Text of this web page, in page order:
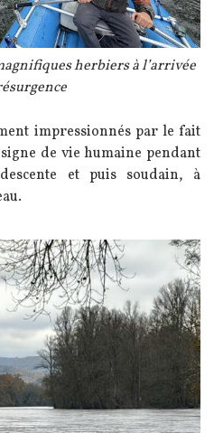
herbiers à l’arrivée
impressionnés par le fait
de vie humaine pendant
et puis soudain, à